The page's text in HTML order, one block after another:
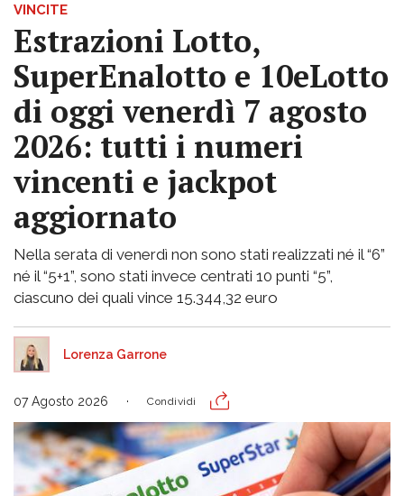
VINCITE
Estrazioni Lotto,
SuperEnalotto e 10eLotto
di oggi venerdì 7 agosto
2026: tutti i numeri
vincenti e jackpot
aggiornato
Nella serata di venerdì non sono stati realizzati né il “6”
né il “5+1”, sono stati invece centrati 10 punti “5”,
ciascuno dei quali vince 15.344,32 euro
Lorenza Garrone
07 Agosto 2026 Condividi